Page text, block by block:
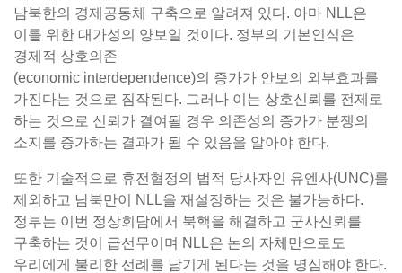
남북한의 경제공동체 구축으로 알려져 있다. 아마 NLL은
이를 위한 대가성의 양보일 것이다. 정부의 기본인식은
경제적 상호의존
(economic interdependence)의 증가가 안보의 외부효과를
가진다는 것으로 짐작된다. 그러나 이는 상호신뢰를 전제로
하는 것으로 신뢰가 결여될 경우 의존성의 증가가 분쟁의
소지를 증가하는 결과가 될 수 있음을 알아야 한다.
또한 기술적으로 휴전협정의 법적 당사자인 유엔사(UNC)를
제외하고 남북만이 NLL을 재설정하는 것은 불가능하다.
정부는 이번 정상회담에서 북핵을 해결하고 군사신뢰를
구축하는 것이 급선무이며 NLL은 논의 자체만으로도
우리에게 불리한 선례를 남기게 된다는 것을 명심해야 한다.